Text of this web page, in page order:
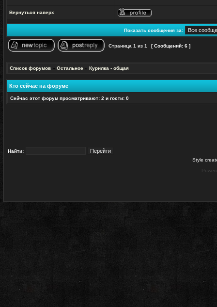
Вернуться наверх
Показать сообщения за:
Страница 1 из 1 [ Сообщений: 6 ]
Список форумов » Остальное » Курилка - общая
Кто сейчас на форуме
Сейчас этот форум просматривают: 2 и гости: 0
Найти:
Style